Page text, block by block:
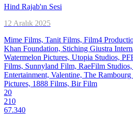
Hind Rajab'ın Sesi
12 Aralık 2025
Mime Films, Tanit Films, Film4
Khan Foundation, Stiching Giustra
Watermelon Pictures, Utopia Studios,
Films, Sunnyland Film, RaeFilm
Entertainment, Valentine, The
Pictures, 1888 Films, Bir Film
20
210
67.340